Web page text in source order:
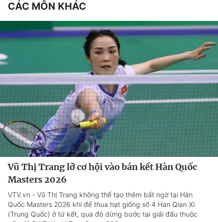
CÁC MÔN KHÁC
Vũ Thị Trang lỡ cơ hội vào bán kết Hàn Quốc
Masters 2026
VTV.vn - Vũ Thị Trang không thể tạo thêm bất ngờ tại Hàn
Quốc Masters 2026 khi để thua hạt giống số 4 Han Qian Xi
(Trung Quốc) ở tứ kết, qua đó dừng bước tại giải đấu thuộc